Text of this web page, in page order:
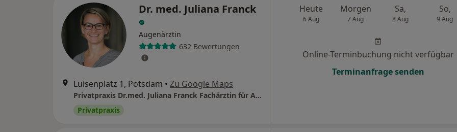
Dr. med. Juliana Franck
Augenärztin
632 Bewertungen
Luisenplatz 1, Potsdam • Zu Google Maps
Privatpraxis Dr.med. Juliana Franck Fachärztin für Augenheilkunde
Privatpraxis
Heute
6 Aug
Morgen
7 Aug
Sa,
8 Aug
So,
9 Aug
Online-Terminbuchung nicht verfügbar
Terminanfrage senden